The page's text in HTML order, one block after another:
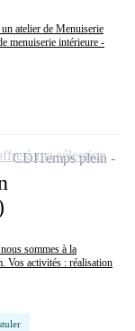
atelier de Menuiserie
menuiserie intérieure -
sommes à la
Vos activités : réalisation
CDITemps plein
à ma sélection